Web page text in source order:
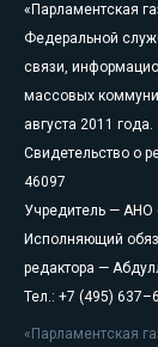
«Парламентская
Федеральной
связи,
массовых
августа 2011 года.
Свидетельство о
46097
Учредитель — АНО
Исполняющий
редактора —
Тел.: +7 (495)
«Парламентская